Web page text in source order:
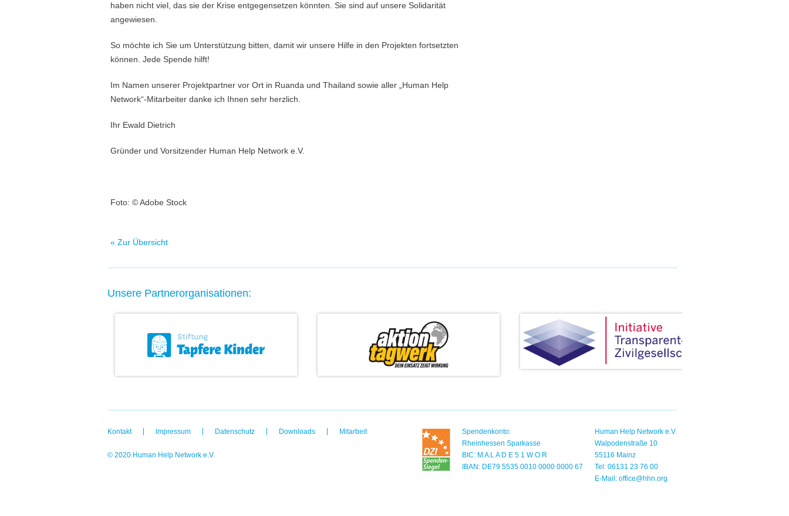
haben nicht viel, das sie der Krise entgegensetzen könnten. Sie sind auf unsere Solidarität
angewiesen.
So möchte ich Sie um Unterstützung bitten, damit wir unsere Hilfe in den Projekten fortsetzten
können. Jede Spende hilft!
Im Namen unserer Projektpartner vor Ort in Ruanda und Thailand sowie aller „Human Help
Network“-Mitarbeiter danke ich Ihnen sehr herzlich.
Ihr Ewald Dietrich
Gründer und Vorsitzender Human Help Network e.V.
Foto: ©Adobe Stock
« Zur Übersicht
Unsere Partnerorganisationen:
Kontakt Impressum Datenschutz Downloads Mitarbeit
© 2020 Human Help Network e.V.
Human Help Network e.V.
Walpodenstraße 10
55116 Mainz
Tel: 06131 23 76 00
E-Mail: office@hhn.org
Spendenkonto:
Rheinhessen Sparkasse
BIC: M A L A D E 5 1 W O R
IBAN: DE79 5535 0010 0000 0000 67